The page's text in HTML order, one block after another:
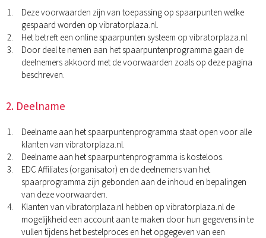
Deze voorwaarden zijn van toepassing op spaarpunten welke
gespaard worden op vibratorplaza.nl.
Het betreft een online spaarpunten systeem op vibratorplaza.nl.
Door deel te nemen aan het spaarpuntenprogramma gaan de
deelnemers akkoord met de voorwaarden zoals op deze pagina
beschreven.
2. Deelname
Deelname aan het spaarpuntenprogramma staat open voor alle
klanten van vibratorplaza.nl.
Deelname aan het spaarpuntenprogramma is kosteloos.
EDC Affiliates (organisator) en de deelnemers van het
spaarprogramma zijn gebonden aan de inhoud en bepalingen
van deze voorwaarden.
Klanten van vibratorplaza.nl hebben op vibratorplaza.nl de
mogelijkheid een account aan te maken door hun gegevens in te
vullen tijdens het bestelproces en het opgegeven van een